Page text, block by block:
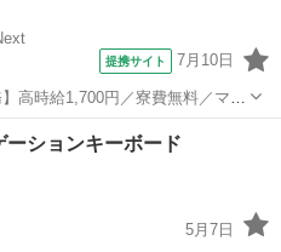
提携サイト 7月10日
高時給1,700円／寮費無料／マイ
お仕事 ◇空
の製造・組立、検査、梱包、入
ーションキーボード
5月7日